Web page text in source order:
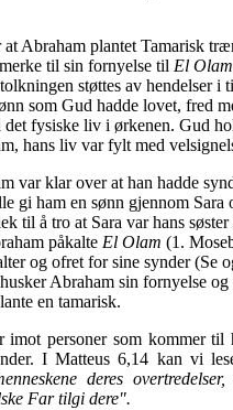
at Abraham plantet Tamarisk
til sin fornyelse til El Olam
støttes av hendelser i
som Gud hadde lovet, fred
det fysiske liv i ørkenen. Gud
hans liv var fylt med
var klar over at han hadde
gi ham en sønn gjennom Sara
til å tro at Sara var hans
påkalte El Olam (1.
og ofret for sine synder (Se
Abraham sin fornyelse
en tamarisk.
imot personer som kommer
I Matteus 6,14 kan vi
deres
Far tilgi dere".